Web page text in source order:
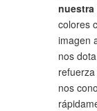
colores
imagen
nos
nos